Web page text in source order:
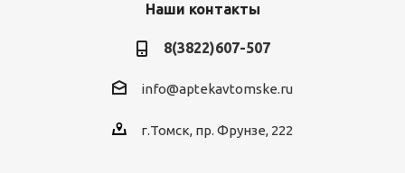
Наши контакты
8(3822)607-507
info@aptekavtomske.ru
г.Томск, пр. Фрунзе, 222